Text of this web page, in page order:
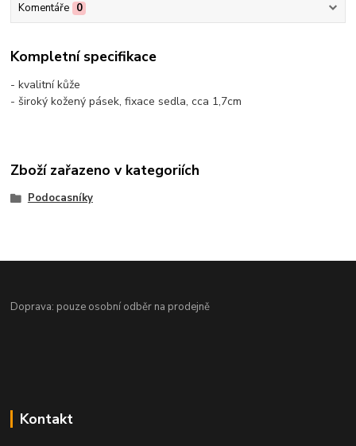
Komentáře 0
Kompletní specifikace
- kvalitní kůže
- široký kožený pásek, fixace sedla, cca 1,7cm
Zboží zařazeno v kategoriích
Podocasníky
Doprava: pouze osobní odběr na prodejně
Kontakt